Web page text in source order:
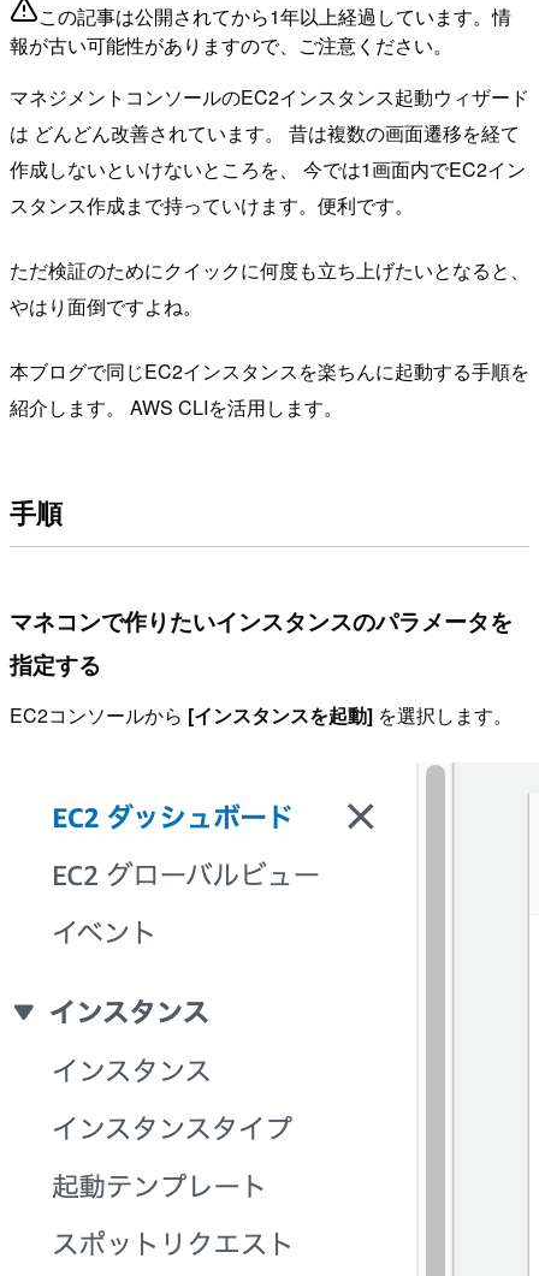
この記事は公開されてから1年以上経過しています。情
報が古い可能性がありますので、ご注意ください。
マネジメントコンソールのEC2インスタンス起動ウィザード
は どんどん改善されています。 昔は複数の画面遷移を経て
作成しないといけないところを、 今では1画面内でEC2イン
スタンス作成まで持っていけます。便利です。
ただ検証のためにクイックに何度も立ち上げたいとなると、
やはり面倒ですよね。
本ブログで同じEC2インスタンスを楽ちんに起動する手順を
紹介します。 AWS CLIを活用します。
手順
マネコンで作りたいインスタンスのパラメータを
指定する
EC2コンソールから [インスタンスを起動] を選択します。